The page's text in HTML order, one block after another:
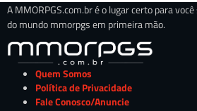
A MMORPGS.com.br é o lugar certo para
do mundo mmorpgs em primeira mão.
Quem Somos
Política de Privacidade
Fale Conosco/Anuncie